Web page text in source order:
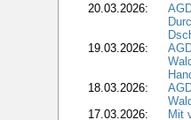
20.03.2026:
19.03.2026:
18.03.2026:
17.03.2026:
Mit